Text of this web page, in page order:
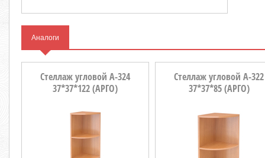
Аналоги
Стеллаж угловой А-324
37*37*122 (АРГО)
Стеллаж угловой А-322
37*37*85 (АРГО)